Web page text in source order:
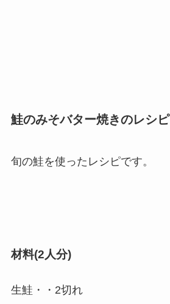
鮭のみそバター焼きのレシピ
旬の鮭を使ったレシピです。
材料(2人分)
生鮭・・2切れ